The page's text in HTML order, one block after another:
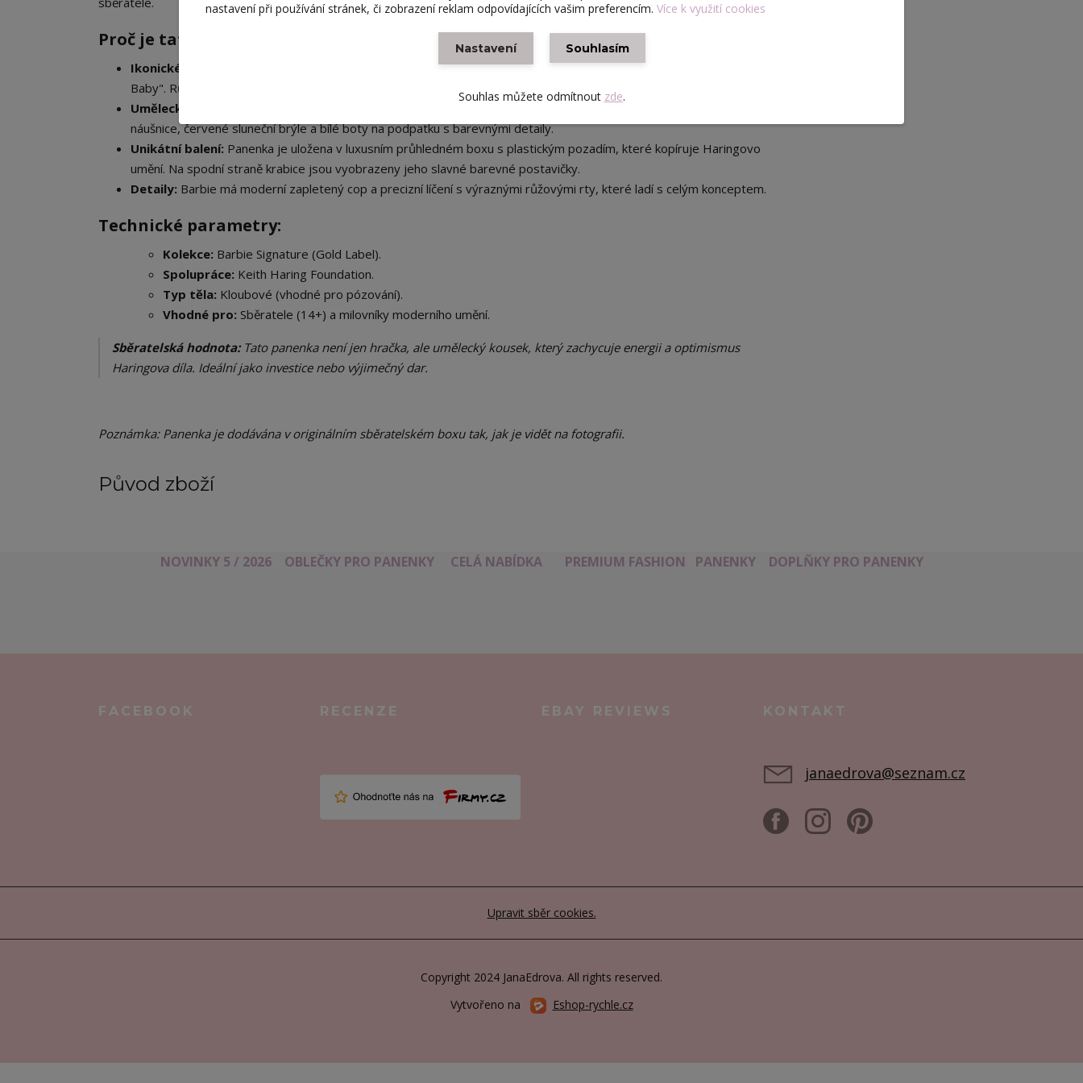
Proč je tato panenka výjimečná?
Ikonické vzory:
Panenka má na sobě síťované tričko a černou mikinu s Haringovou slavnou postavou "Radiant
Baby". Růžové kalhoty jsou zdobeny celoplošným černým vzorem jeho typických tančících postav.
Umělecké doplňky:
náušnice, červené sluneční brýle a bílé boty na podpatku s barevnými detaily.
Unikátní balení: Panenka je uložena v luxusním průhledném boxu s plastickým pozadím, které kopíruje Haringovo
umění. Na spodní straně krabice jsou vyobrazeny jeho slavné barevné postavičky.
Detaily: Barbie má moderní zapletený cop a precizní líčení s výraznými růžovými rty, které ladí s celým konceptem.
Technické parametry:
Kolekce: Barbie Signature (Gold Label).
Spolupráce: Keith Haring Foundation.
Typ těla: Kloubové (vhodné pro pózování).
Vhodné pro: Sběratele (14+) a milovníky moderního umění.
Sběratelská hodnota:Tato panenka není jen hračka, ale umělecký kousek, který zachycuje energii a optimismus
Haringova díla. Ideální jako investice nebo výjimečný dar.
Poznámka: Panenka je dodávána v originálním sběratelském boxu tak, jak je vidět na fotografii.
Původ zboží
NOVINKY 5 / 2026 OBLEČKY PRO PANENKY CELÁ NABÍDKA PREMIUM FASHION PANENKY DOPLŇKY PRO PANENKY
FACEBOOK RECENZE EBAY REVIEWS KONTAKT
janaedrova@seznam.cz
Upravit sběr cookies.
Copyright 2024 JanaEdrova. All rights reserved.
Vytvořeno na
Eshop-rychle.cz
nastavení při používání stránek, či zobrazení reklam odpovídajících vašim preferencím. Více k využití cookies
Nastavení Souhlasím
Souhlas můžete odmítnout zde.